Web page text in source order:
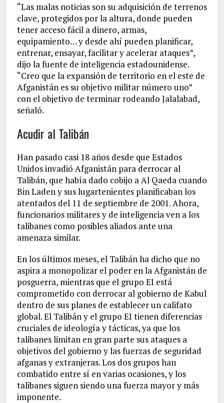
“Las malas noticias son su adquisición de terrenos
clave, protegidos por la altura, donde pueden
tener acceso fácil a dinero, armas,
equipamiento… y desde ahí pueden planificar,
entrenar, ensayar, facilitar y acelerar ataques”,
dijo la fuente de inteligencia estadounidense.
“Creo que la expansión de territorio en el este de
Afganistán es su objetivo militar número uno”
con el objetivo de terminar rodeando Jalalabad,
señaló.
Acudir al Talibán
Han pasado casi 18 años desde que Estados
Unidos invadió Afganistán para derrocar al
Talibán, que había dado cobijo a Al Qaeda cuando
Bin Laden y sus lugartenientes planificaban los
atentados del 11 de septiembre de 2001. Ahora,
funcionarios militares y de inteligencia ven a los
talibanes como posibles aliados ante una
amenaza similar.
En los últimos meses, el Talibán ha dicho que no
aspira a monopolizar el poder en la Afganistán de
posguerra, mientras que el grupo EI está
comprometido con derrocar al gobierno de Kabul
dentro de sus planes de establecer un califato
global. El Talibán y el grupo EI tienen diferencias
cruciales de ideología y tácticas, ya que los
talibanes limitan en gran parte sus ataques a
objetivos del gobierno y las fuerzas de seguridad
afganas y extranjeras. Los dos grupos han
combatido entre sí en varias ocasiones, y los
talibanes siguen siendo una fuerza mayor y más
imponente.